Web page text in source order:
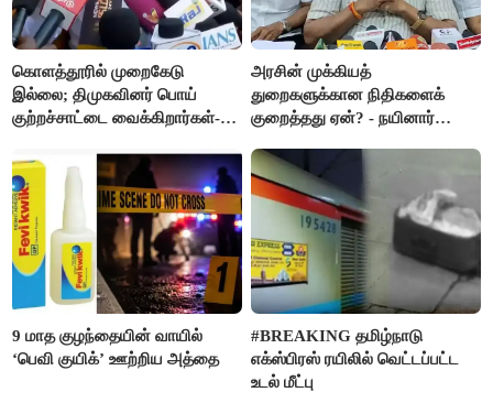
கொளத்தூரில் முறைகேடு
இல்லை; திமுகவினர் பொய்
குற்றச்சாட்டை வைக்கிறார்கள்-
அரசின் முக்கியத்
துறைகளுக்கான நிதிகளைக்
குறைத்தது ஏன்? - நயினார்
9 மாத குழந்தையின் வாயில்
‘பெவி குயிக்’ ஊற்றிய அத்தை
#BREAKING தமிழ்நாடு
எக்ஸ்பிரஸ் ரயிலில் வெட்டப்பட்ட
உடல் மீட்பு